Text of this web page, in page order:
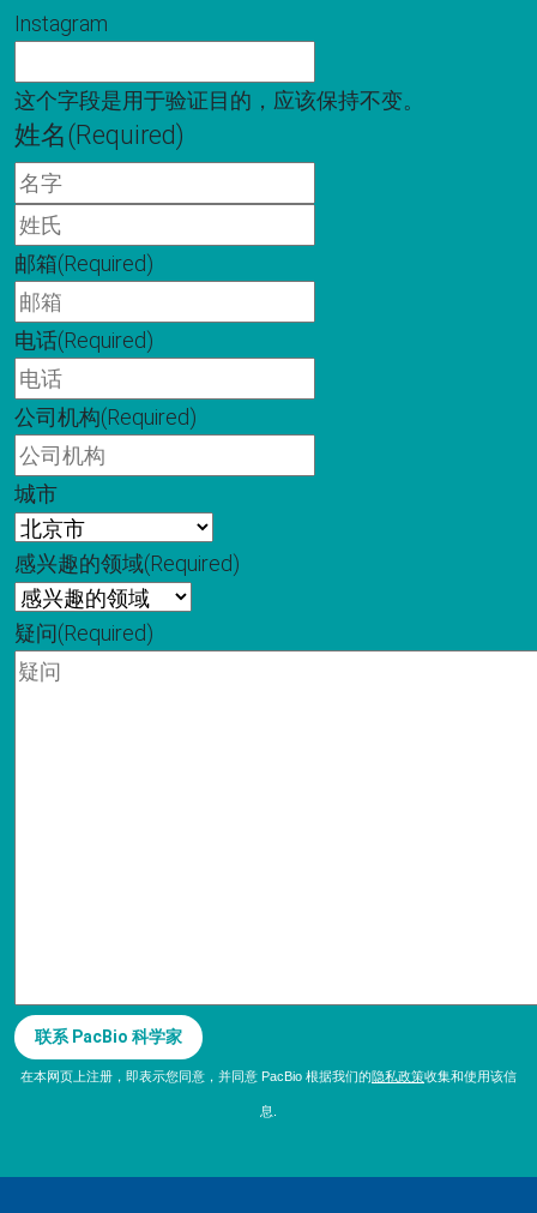
Instagram
这个字段是用于验证目的，应该保持不变。
姓名(Required)
邮箱(Required)
电话(Required)
公司机构(Required)
城市
感兴趣的领域(Required)
疑问(Required)
联系 PacBio 科学家
在本网页上注册，即表示您同意，并同意 PacBio 根据我们的隐私政策收集和使用该信
息.